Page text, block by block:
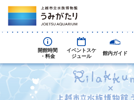
開館時間
・料金
イベントスケ
ジュール
館内ガイド